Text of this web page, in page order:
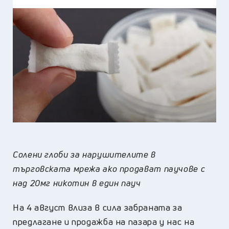
Солени глоби за нарушителите в
търговската мрежа ако продават паучове с
над 20мг никотин в един пауч
На 4 август влиза в сила забраната за
предлагане и продажба на пазара у нас на